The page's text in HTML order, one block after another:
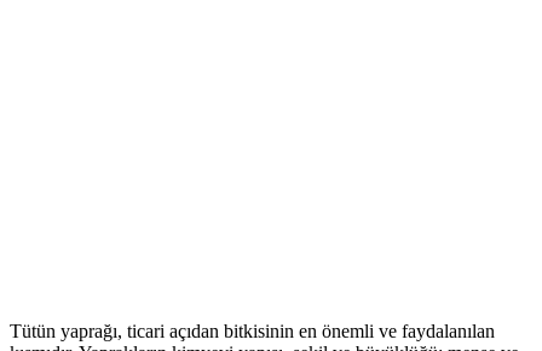
Tütün yaprağı, ticari açıdan bitkisinin en önemli ve faydalanılan